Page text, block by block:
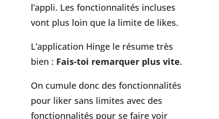
l’appli. Les fonctionnalités incluses
vont plus loin que la limite de likes.
L’application Hinge le résume très
bien : Fais-toi remarquer plus vite.
On cumule donc des fonctionnalités
pour liker sans limites avec des
fonctionnalités pour se faire voir